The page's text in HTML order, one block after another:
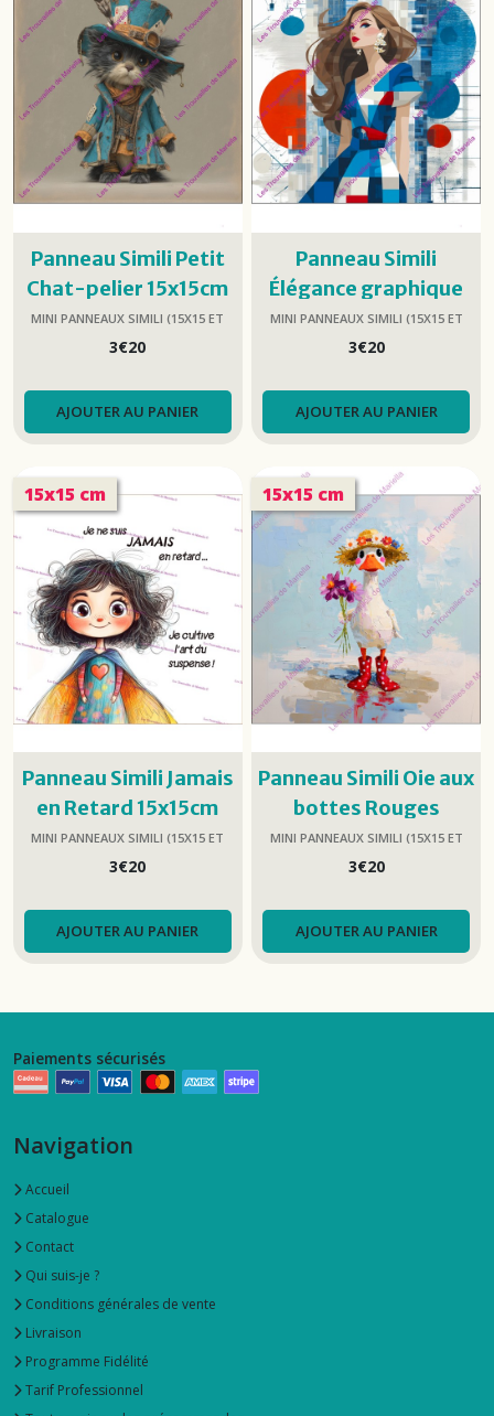
Panneau Simili Petit
Chat-pelier 15x15cm
MINI PANNEAUX SIMILI (15X15 ET
3€20
AJOUTER AU PANIER
Panneau Simili
Élégance graphique
Rouge et Bleue
15x15cm
MINI PANNEAUX SIMILI (15X15 ET
3€20
AJOUTER AU PANIER
15x15 cm
Panneau Simili Jamais
en Retard 15x15cm
MINI PANNEAUX SIMILI (15X15 ET
3€20
AJOUTER AU PANIER
15x15 cm
Panneau Simili Oie aux
bottes Rouges
15x15cm
MINI PANNEAUX SIMILI (15X15 ET
3€20
AJOUTER AU PANIER
Paiements sécurisés
Navigation
Accueil
Catalogue
Contact
Qui suis-je ?
Conditions générales de vente
Livraison
Programme Fidélité
Tarif Professionnel